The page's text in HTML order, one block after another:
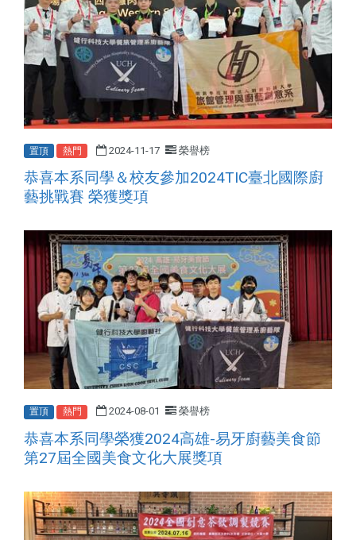
置頂 熱門 2024-11-17 榮譽榜
恭喜本系同學＆校友參加2024TIC臺北國際廚
藝挑戰賽 榮獲獎項
置頂 熱門 2024-08-01 榮譽榜
恭喜本系同學榮獲2024高雄-易牙廚藝美食節
第27屆全國美食文化大展獎項